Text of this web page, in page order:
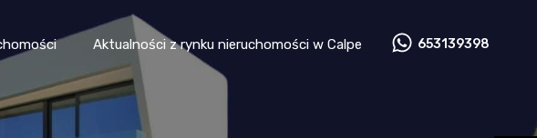
się z agentem nieruchomości Aktualności z rynku nieruchomości w Calpe
Aktualności z rynku nieruchomości w Calpe 653139398